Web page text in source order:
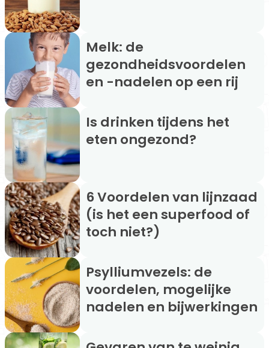
Melk: de
gezondheidsvoordelen
en -nadelen op een rij
Is drinken tijdens het
eten ongezond?
6 Voordelen van lijnzaad
(is het een superfood of
toch niet?)
Psylliumvezels: de
voordelen, mogelijke
nadelen en bijwerkingen